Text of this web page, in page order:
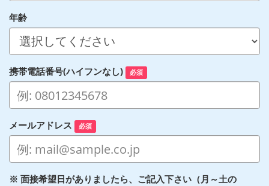
年齢
携帯電話番号(ハイフンなし) 必須
メールアドレス 必須
※ 面接希望日がありましたら、ご記入下さい（月～土の